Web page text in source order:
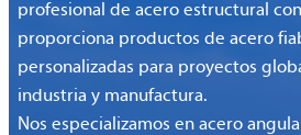
profesional de acero estructural
proporciona productos de acero
personalizadas para proyectos
industria y manufactura.
Nos especializamos en acero